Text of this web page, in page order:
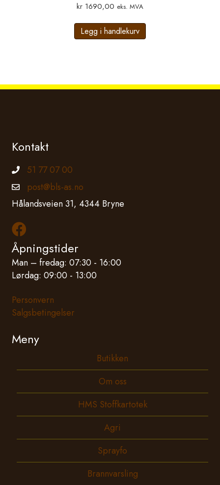
kr 1690,00 eks. MVA
Legg i handlekurv
Kontakt
Telefonnummer
51 77 07 00
Epostadresse
post@bls-as.no
Hålandsveien 31, 4344 Bryne
Les mer om oss på Facebook
Åpningstider
Man – fredag: 07:30 - 16:00
Lørdag: 09:00 - 13:00
Personvern
Salgsbetingelser
Meny
Butikken
Om oss
HMS Stoffkartotek
Agri
Sprayfo
Brannvarsling